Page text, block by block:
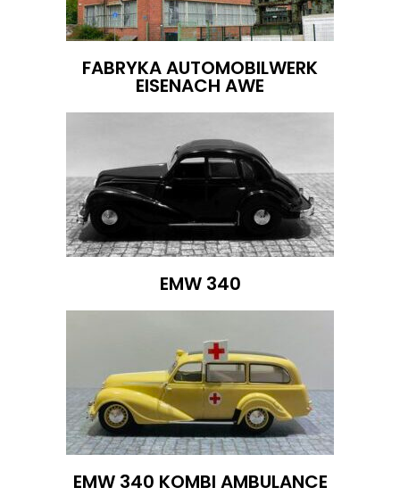
FABRYKA AUTOMOBILWERK
EISENACH AWE
EMW 340
EMW 340 KOMBI AMBULANCE